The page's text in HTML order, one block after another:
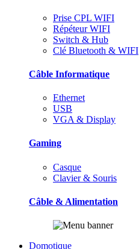
Prise CPL WIFI
Répéteur WIFI
Switch & Hub
Clé Bluetooth & WIFI
Câble Informatique
Ethernet
USB
VGA & Display
Gaming
Casque
Clavier & Souris
Câble & Alimentation
Domotique